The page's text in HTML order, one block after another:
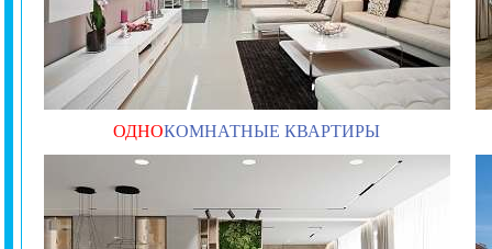
ОДНОКОМНАТНЫЕ КВАРТИРЫ